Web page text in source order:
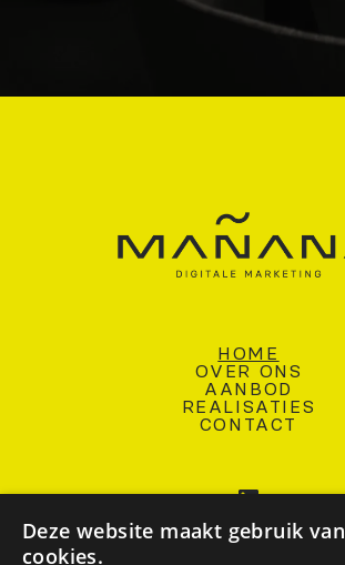
HOME
OVER ONS
AANBOD
REALISATIES
CONTACT
Deze website maakt gebruik van
cookies.